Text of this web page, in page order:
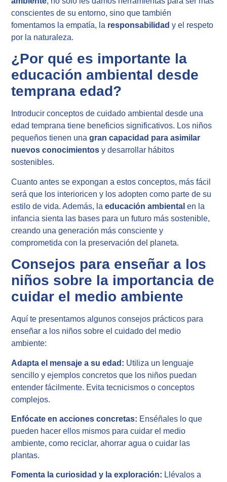
conscientes de su entorno, sino que también
fomentamos la empatía, la responsabilidad y el respeto
por la naturaleza.
¿Por qué es importante la
educación ambiental desde
temprana edad?
Introducir conceptos de cuidado ambiental desde una
edad temprana tiene beneficios significativos. Los niños
pequeños tienen unagran capacidad para asimilar
nuevos conocimientos y desarrollar hábitos
sostenibles.
Cuanto antes se expongan a estos conceptos, más fácil
será que los interioricen y los adopten como parte de su
estilo de vida. Además, la educación ambiental en la
infancia sienta las bases para un futuro más sostenible,
creando una generación más consciente y
comprometida con la preservación del planeta.
Consejos para enseñar a los
niños sobre la importancia de
cuidar el medio ambiente
Aquí te presentamos algunos consejos prácticos para
enseñar a los niños sobre el cuidado del medio
ambiente:
Adapta el mensaje a su edad: Utiliza un lenguaje
sencillo y ejemplos concretos que los niños puedan
entender fácilmente. Evita tecnicismos o conceptos
complejos.
Enfócate en acciones concretas: Enséñales lo que
pueden hacer ellos mismos para cuidar el medio
ambiente, como reciclar, ahorrar agua o cuidar las
plantas.
Fomenta la curiosidad y la exploración: Llévalos a